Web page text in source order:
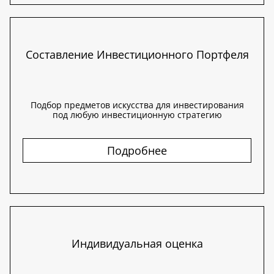
Составление Инвестиционного Портфеля
Подбор предметов искусства для инвестирования
под любую инвестиционную стратегию
Подробнее
Индивидуальная оценка